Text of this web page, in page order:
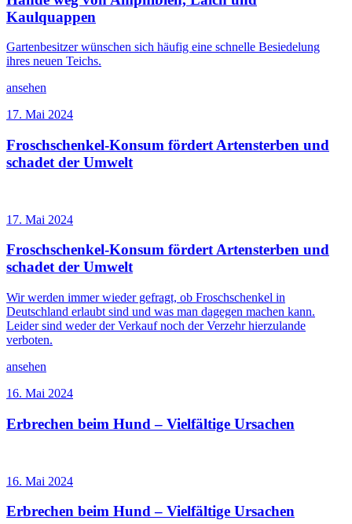
Kaulquappen
Gartenbesitzer wünschen sich häufig eine schnelle Besiedelung
ihres neuen Teichs.
ansehen
17. Mai 2024
Froschschenkel-Konsum fördert Artensterben und
schadet der Umwelt
17. Mai 2024
Froschschenkel-Konsum fördert Artensterben und
schadet der Umwelt
Wir werden immer wieder gefragt, ob Froschschenkel in
Deutschland erlaubt sind und was man dagegen machen kann.
Leider sind weder der Verkauf noch der Verzehr hierzulande
verboten.
ansehen
16. Mai 2024
Erbrechen beim Hund – Vielfältige Ursachen
16. Mai 2024
Erbrechen beim Hund – Vielfältige Ursachen